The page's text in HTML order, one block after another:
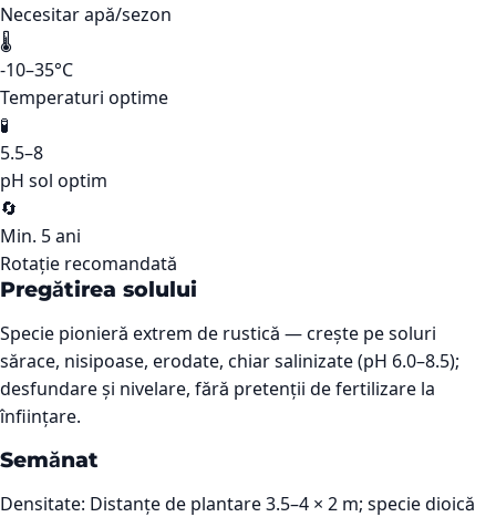
Necesitar apă/sezon
🌡️
-10–35°C
Temperaturi optime
🧪
5.5–8
pH sol optim
🔄
Min. 5 ani
Rotație recomandată
Pregătirea solului
Specie pionieră extrem de rustică — crește pe soluri
sărace, nisipoase, erodate, chiar salinizate (pH 6.0–8.5);
desfundare și nivelare, fără pretenții de fertilizare la
înființare.
Semănat
Densitate: Distanțe de plantare 3.5–4 × 2 m; specie dioică